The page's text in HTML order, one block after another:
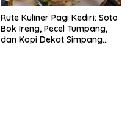
Rute Kuliner Pagi Kediri: Soto
Bok Ireng, Pecel Tumpang,
dan Kopi Dekat Simpang